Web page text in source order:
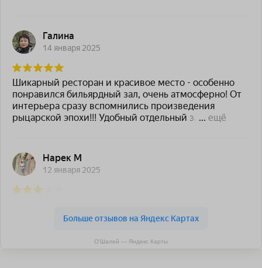
О'Шалей — Яндекс Карты